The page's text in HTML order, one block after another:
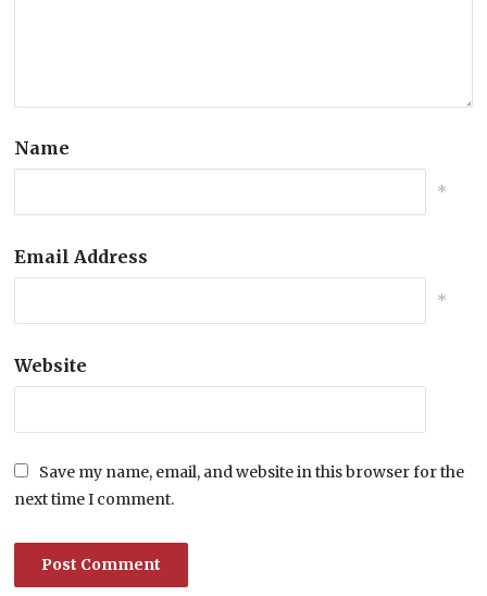
Name
*
Email Address
*
Website
Save my name, email, and website in this browser for the
next time I comment.